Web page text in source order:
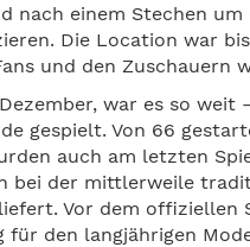
nach einem Stechen
Die Location war
und den Zuschauern
war es so
gespielt. Von 66
auch am letzten
bei der mittlerweile
Vor dem offiziellen
für den langjährigen